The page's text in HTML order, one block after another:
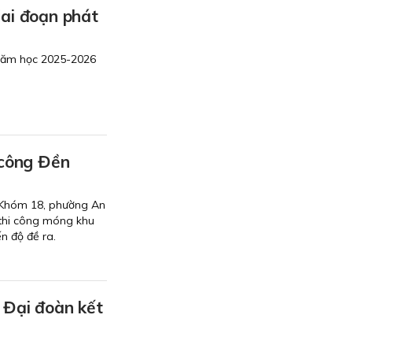
đoạn phát
học 2025-2026
Đền
18, phường An
công móng khu
độ đề ra.
Đại đoàn kết